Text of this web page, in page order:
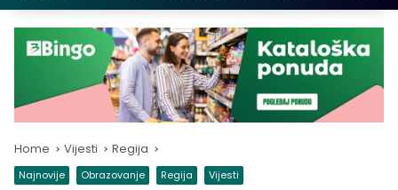
Home Vijesti Regija
Najnovije Obrazovanje Regija Vijesti